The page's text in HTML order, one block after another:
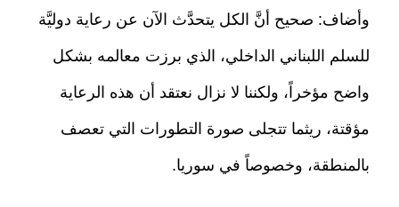
وأضاف: صحيح أنَّ الكل يتحدَّث الآن عن رعاية دوليَّة
للسلم اللبناني الداخلي، الذي برزت معالمه بشكل
واضح مؤخراً، ولكننا لا نزال نعتقد أن هذه الرعاية
مؤقتة، ريثما تتجلى صورة التطورات التي تعصف
بالمنطقة، وخصوصاً في سوريا.